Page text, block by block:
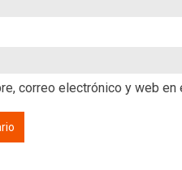
correo electrónico y web